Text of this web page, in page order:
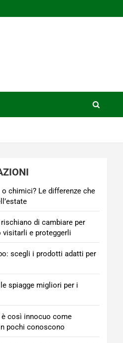
chimici? Le differenze che
di cambiare per
visitarli e proteggerli
scegli i prodotti adatti per
spiagge migliori per i
è così innocuo come
pochi conoscono